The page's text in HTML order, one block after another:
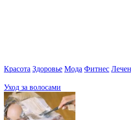
Красота Здоровье Мода Фитнес
Уход за волосами